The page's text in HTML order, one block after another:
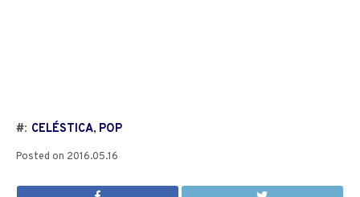
#: CELÉSTICA, POP
Posted on 2016.05.16